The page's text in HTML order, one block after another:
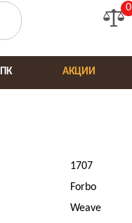
0
АКЦИИ
1707
Forbo
Weave